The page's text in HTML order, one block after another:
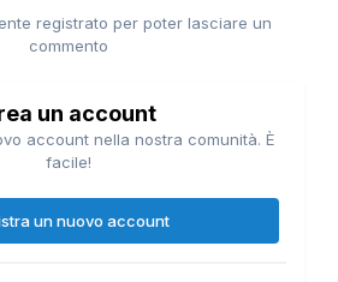
registrato per poter lasciare un
commento
un account
account nella nostra comunità. È
facile!
un nuovo account